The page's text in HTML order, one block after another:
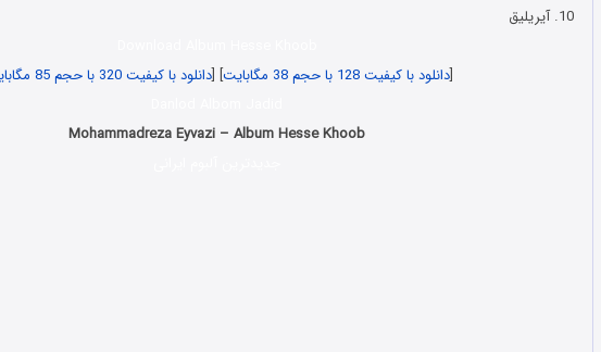
10. آیریلیق
[دانلود با کیفیت 128 با حجم 38 مگابایت ] [دانلود با کیفیت 320 با حجم 85 مگابایت
Mohammadreza Eyvazi – Album Hesse Khoob